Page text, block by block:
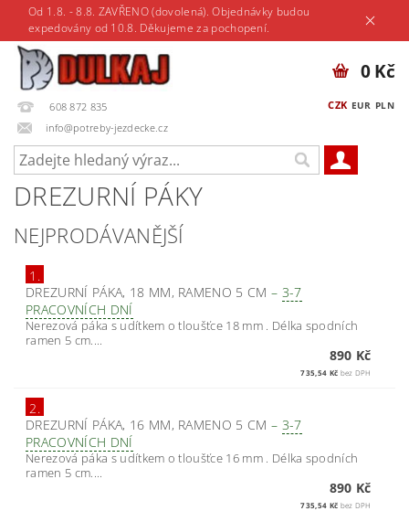
Od 1.8. - 8.8. ZAVŘENO (dovolená). Objednávky budou
expedovány od 10.8. Děkujeme za pochopení.
608 872 835
info@potreby-jezdecke.cz
CZK EUR PLN
0 Kč
DREZURNÍ PÁKY
NEJPRODÁVANĚJŠÍ
1.
DREZURNÍ PÁKA, 18 MM, RAMENO 5 CM– 3-7
PRACOVNÍCH DNÍ
Nerezová páka s udítkem o tloušťce 18 mm . Délka spodních
ramen 5 cm....
890 Kč
735,54 Kč bez DPH
2.
DREZURNÍ PÁKA, 16 MM, RAMENO 5 CM– 3-7
PRACOVNÍCH DNÍ
Nerezová páka s udítkem o tloušťce 16 mm . Délka spodních
ramen 5 cm....
890 Kč
735,54 Kč bez DPH